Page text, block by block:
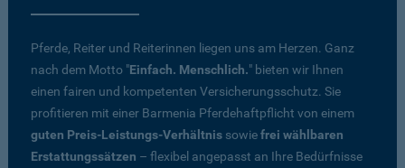
Pferde, Reiter und Reiterinnen liegen uns am Herzen. Ganz
nach dem Motto "Einfach. Menschlich." bieten wir Ihnen
einen fairen und kompetenten Versicherungsschutz. Sie
profitieren mit einer Barmenia Pferdehaftpflicht von einem
guten Preis-Leistungs-Verhältnis sowiefrei wählbaren
Erstattungssätzen – flexibel angepasst an Ihre Bedürfnisse